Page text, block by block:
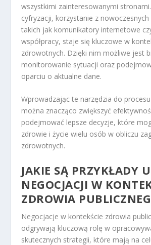
wszystkimi zainteresowanymi
cyfryzacji, korzystanie z
takich jak komunikatory internetowe
współpracy, staje się kluczowe w
zdrowotnych. Dzięki nim możliwe jest
monitorowanie sytuacji oraz
oparciu o aktualne dane.
Wprowadzając te narzędzia do
można znacząco zwiększyć
podejmować lepsze decyzje, które
zdrowie i życie wielu osób w obliczu
zdrowotnych.
JAKIE SĄ PRZYKŁADY
NEGOCJACJI W
ZDROWIA
Negocjacje w kontekście zdrowia
odgrywają kluczową rolę w
skutecznych strategii, które mają na